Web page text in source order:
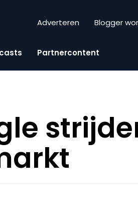
Adverteren Blogger
Partnercontent